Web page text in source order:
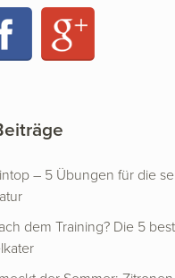
Facebook
– 5 Übungen für die
dem Training? Die 5